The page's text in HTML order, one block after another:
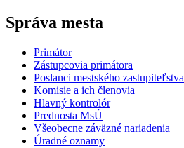
Správa mesta
Primátor
Zástupcovia primátora
Poslanci mestského zastupiteľstva
Komisie a ich členovia
Hlavný kontrolór
Prednosta MsÚ
Všeobecne záväzné nariadenia
Úradné oznamy